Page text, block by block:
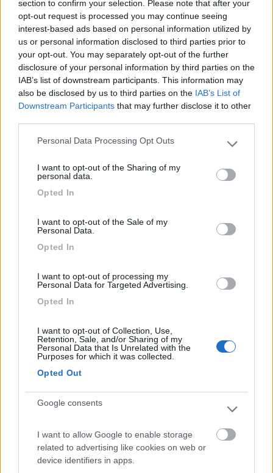
section to confirm your selection. Please note that after your
opt-out request is processed you may continue seeing
interest-based ads based on personal information utilized by
us or personal information disclosed to third parties prior to
your opt-out. You may separately opt-out of the further
disclosure of your personal information by third parties on the
IAB’s list of downstream participants. This information may
also be disclosed by us to third parties on the IAB’s List of
Downstream Participants that may further disclose it to other
Please note that this website/app uses one or more Google
not limited to your visit or usage behaviour. You may click to
use your data for below specified purposes in below Google
Personal Data Processing Opt Outs
I want to opt-out of the Sharing of my
personal data.
Opted In
I want to opt-out of the Sale of my
Personal Data.
Opted In
I want to opt-out of processing my
Personal Data for Targeted Advertising.
Opted In
I want to opt-out of Collection, Use,
Retention, Sale, and/or Sharing of my
Personal Data that Is Unrelated with the
Purposes for which it was collected.
Opted Out
Google consents
I want to allow Google to enable storage
related to advertising like cookies on web or
device identifiers in apps.
Questo parcheggio
https://www.google.com/maps/pla...
dovrebbe essere interessante che però non conosco.
Restate sani
Inserito il30/08/2019 alle:09:00:45
Ho letto di un parcheggio a Marcelli.Dovrebbe esserci una navetta
24h.Qualcuno lo conosce?
non fermarti a Numana ma fatti un bel giro a Sirolo che è
stupenda con degli scorci bellissimi... in questo periodo non
troverai grossa ressa e un parcheggio lo trovi (ci passo spesso
in bici e ci sono diversi parcheggi non troppo distanti dal centro
ti consiglio poi di fare tutto il conero e arrivare a Portonovo (se
vuoi scendere in paese parcheggia in alto e prendi la navetta
perchè in paese ci sono pochissimi posti) ...molto molto bello